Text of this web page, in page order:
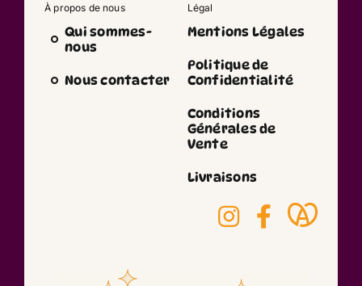
À propos de nous
Qui sommes-
nous
Nous contacter
Légal
Mentions Légales
Politique de
Confidentialité
Conditions
Générales de
Vente
Livraisons